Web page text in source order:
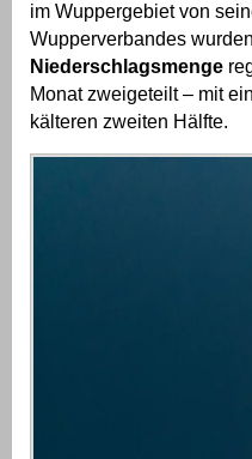
im Wuppergebiet von
Wupperverbandes
Niederschlagsmenge
Monat zweigeteilt – mit
kälteren zweiten Hälfte.